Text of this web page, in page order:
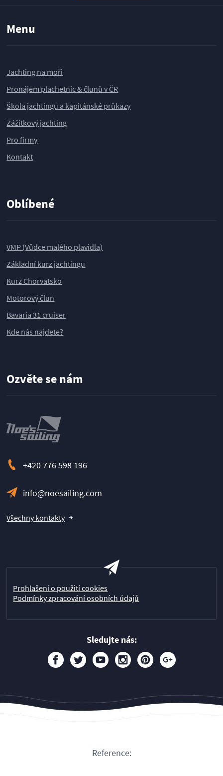
Menu
Jachting na moři
Pronájem plachetnic & člunů v ČR
Škola jachtingu a kapitánské průkazy
Zážitkový jachting
Pro firmy
Kontakt
Oblíbené
VMP (Vůdce malého plavidla)
Základní kurz jachtingu
Kurz Chorvatsko
Motorový člun
Bavaria 31 cruiser
Kde nás najdete?
Ozvěte se nám
+420 776 598 196
info@noesailing.com
Všechny kontakty
Prohlašení o použití cookies
Podmínky zpracování osobních údajů
Sledujte nás:
Reference: